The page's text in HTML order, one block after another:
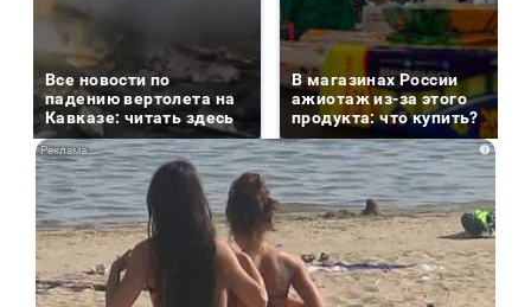
Все новости по
падению вертолета на
Кавказе: читать здесь
В магазинах России
ажиотаж из-за этого
продукта: что купить?
i